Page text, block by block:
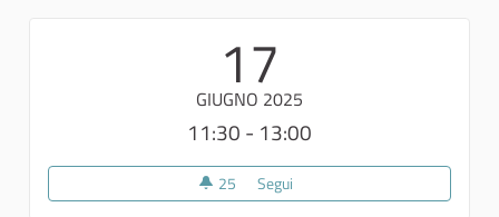
17
GIUGNO 2025
11:30 - 13:00
25 25 sostenitori
Segui